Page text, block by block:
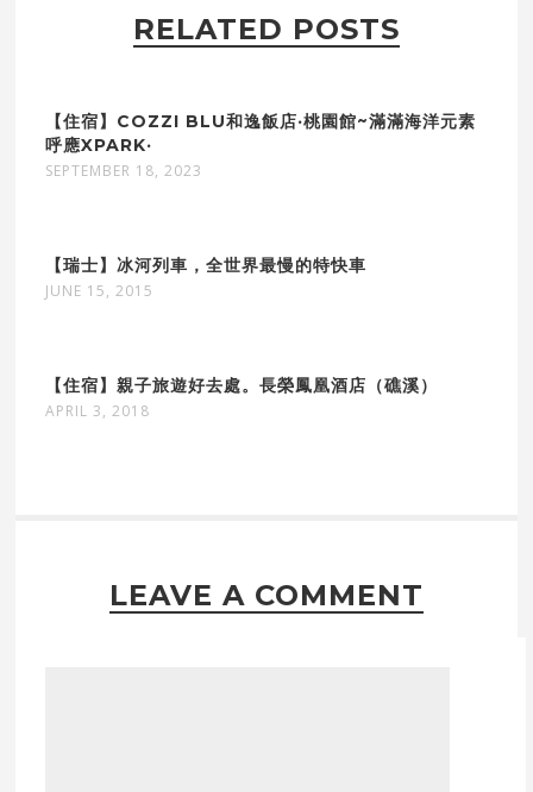
RELATED POSTS
【住宿】COZZI BLU和逸飯店‧桃園館~滿滿海洋元素
呼應XPARK‧
SEPTEMBER 18, 2023
【瑞士】冰河列車，全世界最慢的特快車
JUNE 15, 2015
【住宿】親子旅遊好去處。長榮鳳凰酒店（礁溪）
APRIL 3, 2018
LEAVE A COMMENT